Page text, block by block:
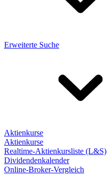
Erweiterte Suche
Aktienkurse
Aktienkurse
Realtime-Aktienkursliste (L&S)
Dividendenkalender
Online-Broker-Vergleich